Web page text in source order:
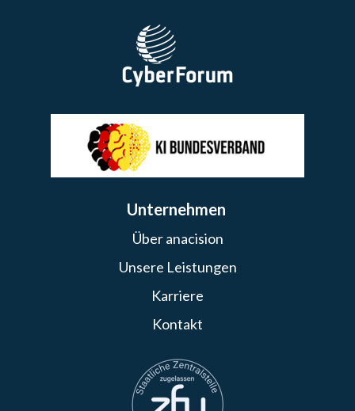
Unternehmen
Über anacision
Unsere Leistungen
Karriere
Kontakt